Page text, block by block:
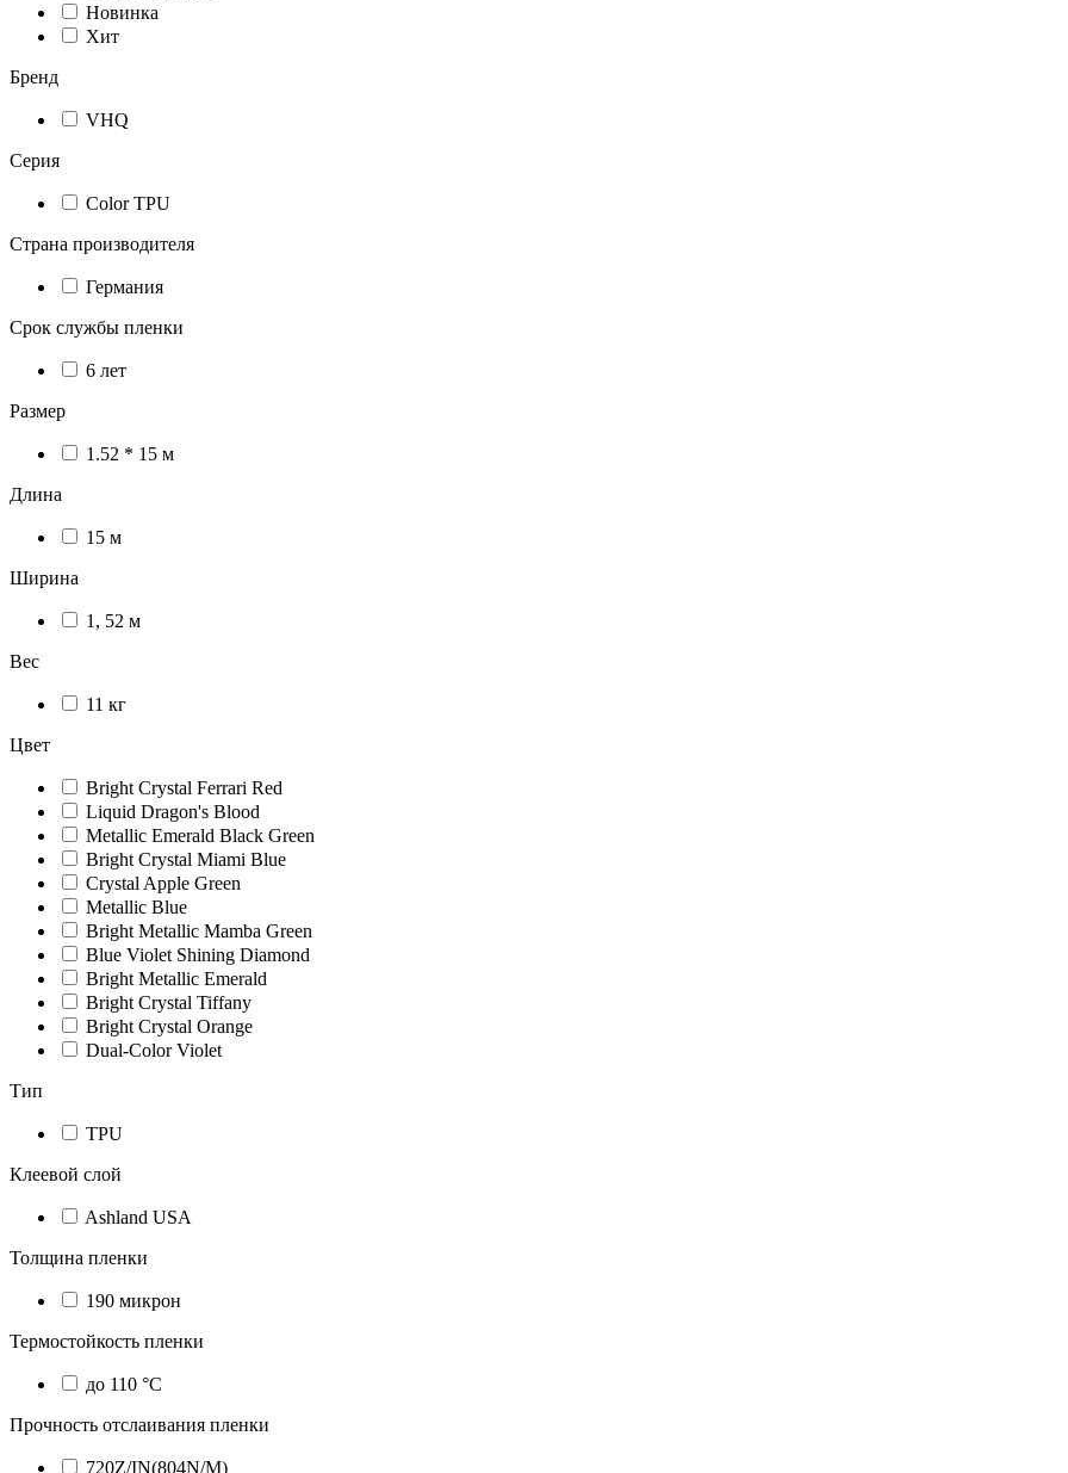
Новинка
Хит
Бренд
VHQ
Серия
Color TPU
Страна производителя
Германия
Срок службы пленки
6 лет
Размер
1.52 * 15 м
Длина
15 м
Ширина
1, 52 м
Вес
11 кг
Цвет
Bright Crystal Ferrari Red
Liquid Dragon's Blood
Metallic Emerald Black Green
Bright Crystal Miami Blue
Crystal Apple Green
Metallic Blue
Bright Metallic Mamba Green
Blue Violet Shining Diamond
Bright Metallic Emerald
Bright Crystal Tiffany
Bright Crystal Orange
Dual-Color Violet
Тип
TPU
Клеевой слой
Ashland USA
Толщина пленки
190 микрон
Термостойкость пленки
до 110 °C
Прочность отслаивания пленки
720Z/IN(804N/M)